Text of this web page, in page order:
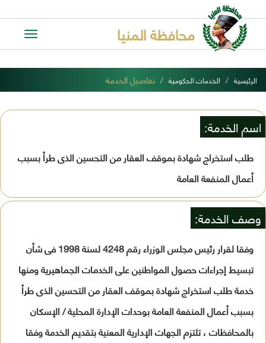
Toggle
محافظة المنيا
الرئيسية الخدمات الحكومية تفاصيل الخدمة
اسم الخدمة:
طلب استخراج شهادة بموقف العقار من التحسين الذى طرأ بسبب
أعمال المنفعة العامة
وصف الخدمة:
وفقا لقرار رئيس مجلس الوزراء رقم 4248 لسنة 1998 فى شأن
تبسيط إجراءات حصول المواطنين على الخدمات الجماهيرية ومنها
خدمة طلب استخراج شهادة بموقف العقار من التحسين الذى طرأ
بسبب أعمال المنفعة العامة بوحدات الإدارة المحلية / الإسكان
بالمحافظات ، تلتزم الجهات الإدارية المعنية بتقديم الخدمة وفقا